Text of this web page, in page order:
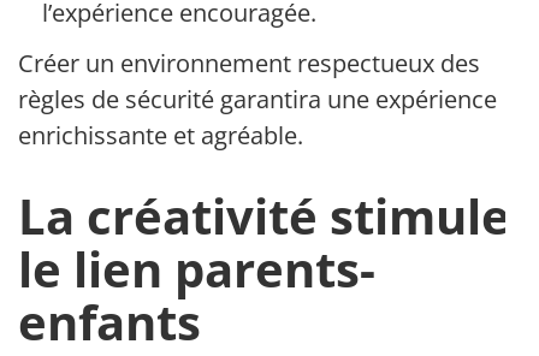
l’expérience encouragée.
Créer un environnement respectueux des
règles de sécurité garantira une expérience
enrichissante et agréable.
La créativité stimule
le lien parents-
enfants